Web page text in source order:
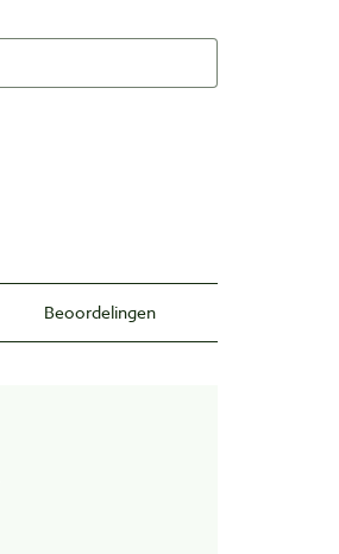
Beoordelingen